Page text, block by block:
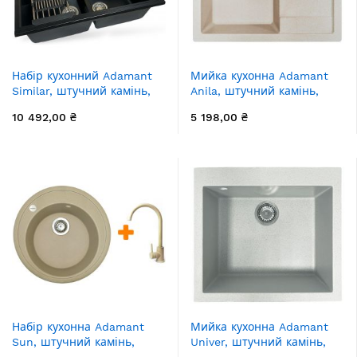
Набір кухонний Adamant
Similar, штучний камінь,
885x505x230мм, чаша - 2,
10 492,00 ₴
Мийка кухонна Adamant
Anila, штучний камінь,
645х495х200мм, чаша - 1,
5 198,00 ₴
Набір кухонна Adamant
Sun, штучний камінь,
Мийка кухонна Adamant
Univer, штучний камінь,